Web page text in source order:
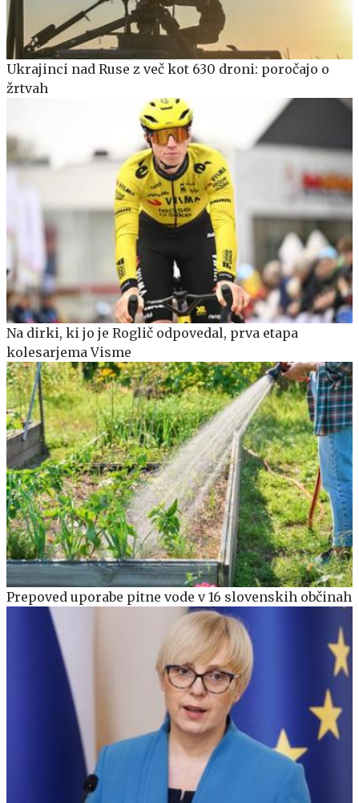
Ukrajinci nad Ruse z več kot 630 droni: poročajo o
žrtvah
Na dirki, ki jo je Roglič odpovedal, prva etapa
kolesarjema Visme
Prepoved uporabe pitne vode v 16 slovenskih občinah